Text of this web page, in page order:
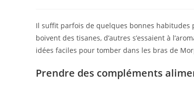
Il suffit parfois de quelques bonnes habitudes
boivent des tisanes, d’autres s’essaient à
idées faciles pour tomber dans les bras de
Prendre des compléments